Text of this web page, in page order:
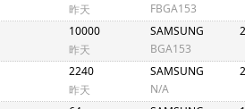
昨天
FBGA153
10000
昨天
SAMSUNG
BGA153
2240
昨天
SAMSUNG
N/A